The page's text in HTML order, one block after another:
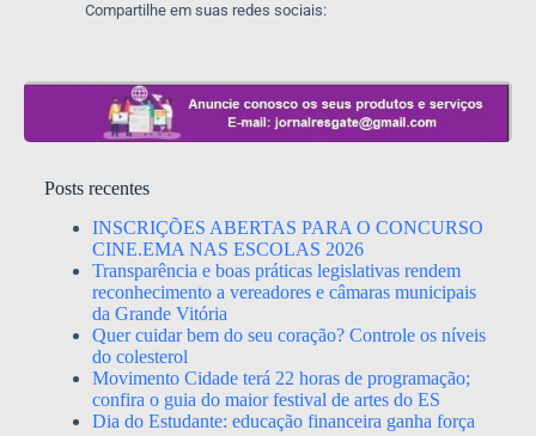
Compartilhe em suas redes sociais:
Posts recentes
INSCRIÇÕES ABERTAS PARA O CONCURSO
CINE.EMA NAS ESCOLAS 2026
Transparência e boas práticas legislativas rendem
reconhecimento a vereadores e câmaras municipais
da Grande Vitória
Quer cuidar bem do seu coração? Controle os níveis
do colesterol
Movimento Cidade terá 22 horas de programação;
confira o guia do maior festival de artes do ES
Dia do Estudante: educação financeira ganha força